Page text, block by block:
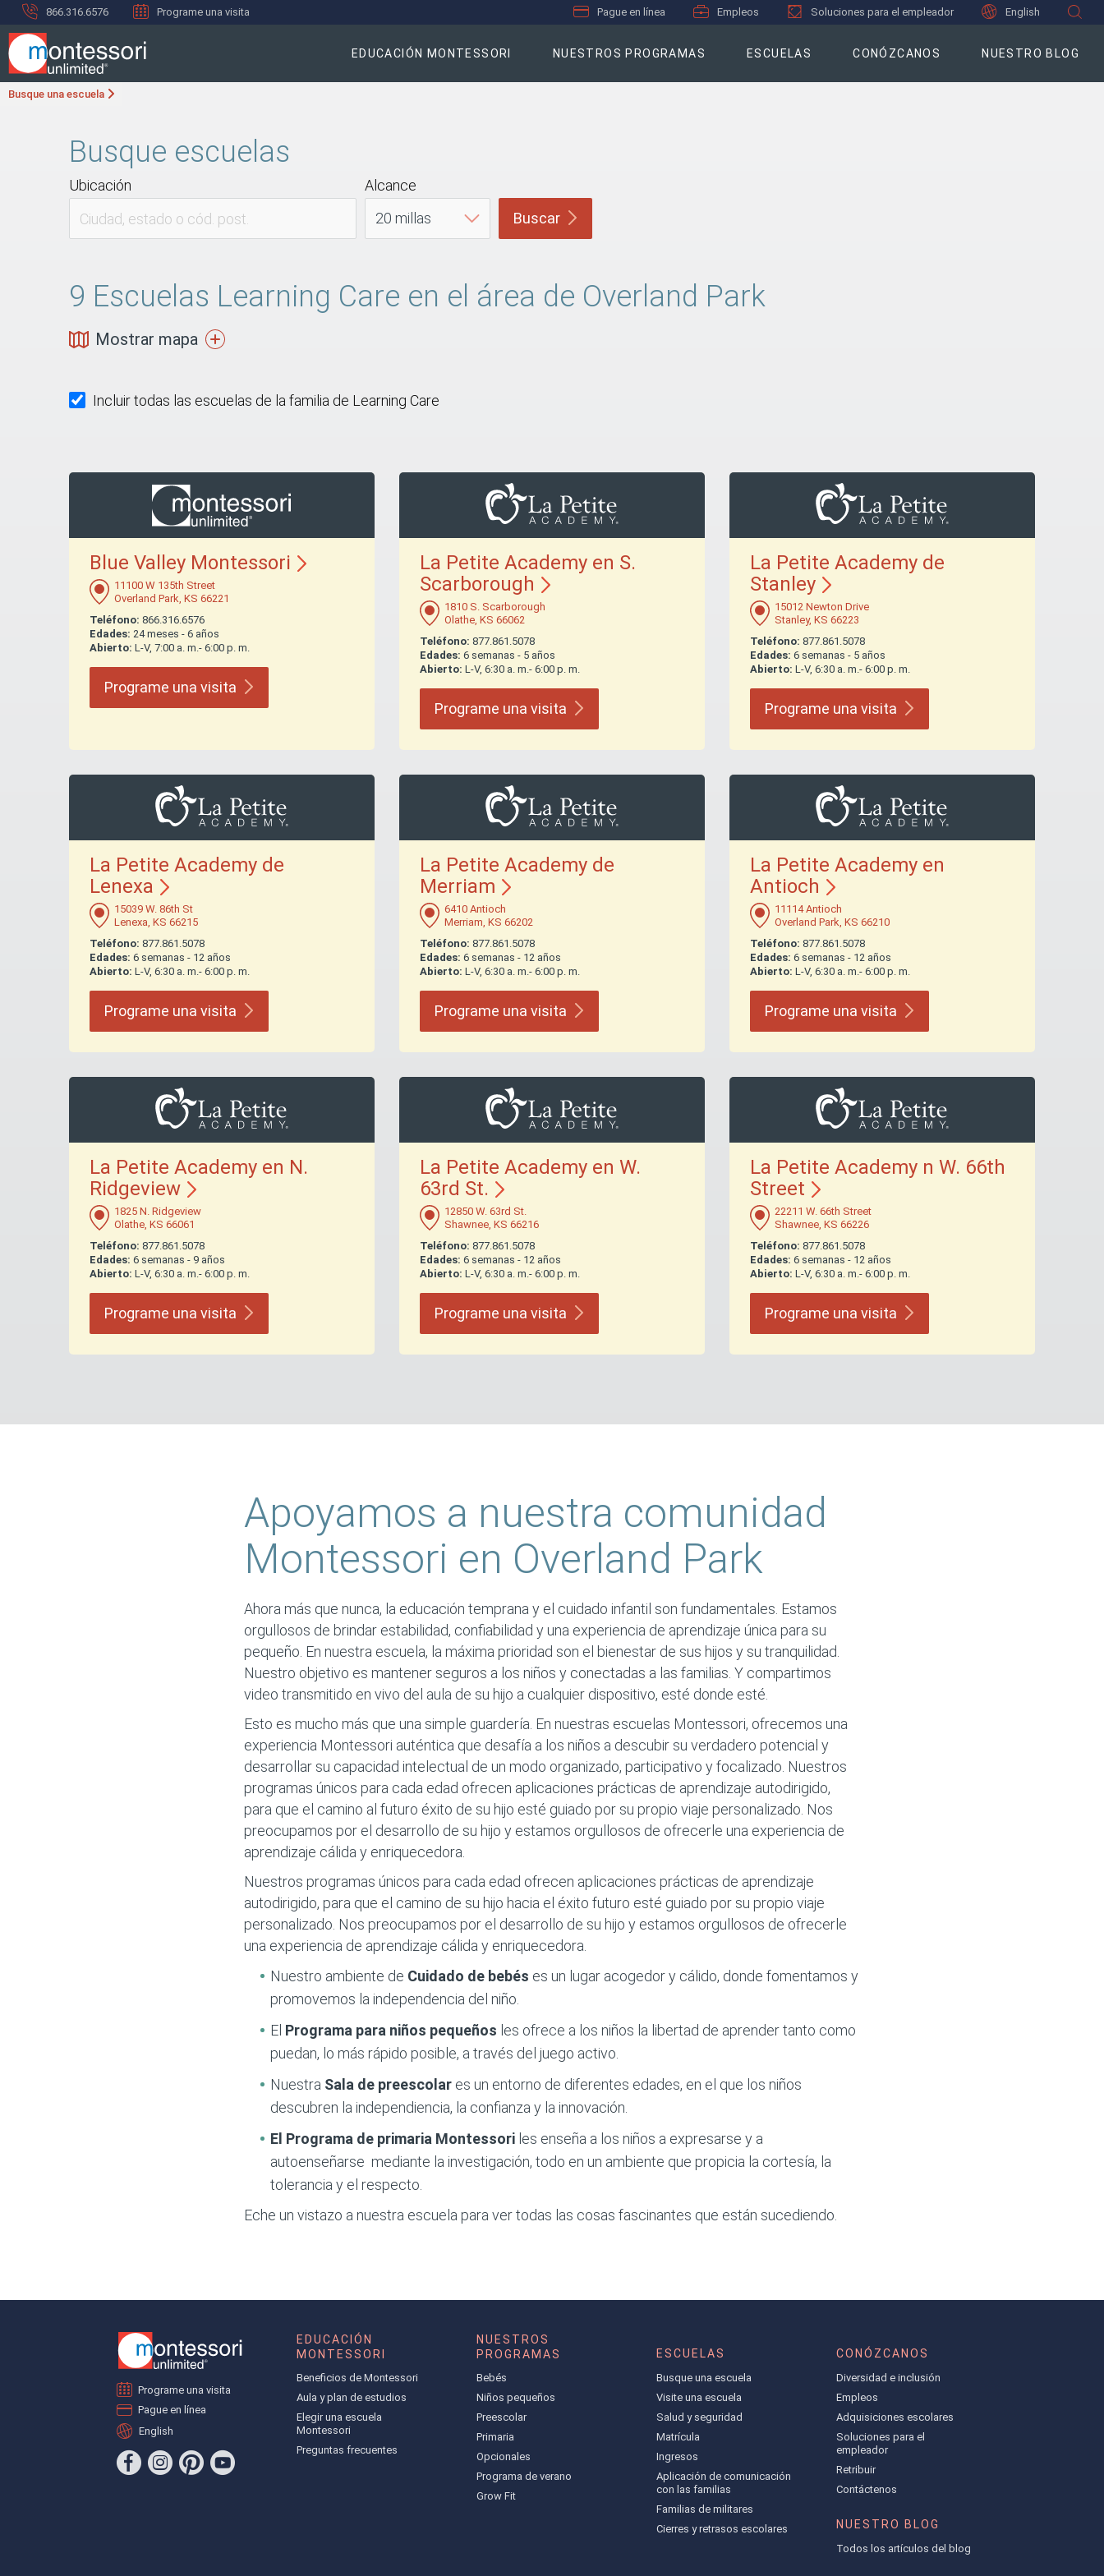
866.316.6576 Programe una visita Pague en línea Empleos Soluciones para el empleador English
EDUCACIÓN MONTESSORI NUESTROS PROGRAMAS ESCUELAS CONÓZCANOS NUESTRO BLOG
Busque una escuela
Busque escuelas
Ubicación
Alcance
Buscar
9 Escuelas Learning Care en el área de Overland Park
Mostrar mapa
Incluir todas las escuelas de la familia de Learning Care
Blue Valley Montessori
11100 W 135th Street
Overland Park, KS 66221
Teléfono: 866.316.6576
Edades: 24 meses - 6 años
Abierto: L-V, 7:00 a. m.- 6:00 p. m.
Programe una visita
La Petite Academy en S.
Scarborough
1810 S. Scarborough
Olathe, KS 66062
Teléfono: 877.861.5078
Edades: 6 semanas - 5 años
Abierto: L-V, 6:30 a. m.- 6:00 p. m.
Programe una visita
La Petite Academy de
Stanley
15012 Newton Drive
Stanley, KS 66223
Teléfono: 877.861.5078
Edades: 6 semanas - 5 años
Abierto: L-V, 6:30 a. m.- 6:00 p. m.
Programe una visita
La Petite Academy de
Lenexa
15039 W. 86th St
Lenexa, KS 66215
Teléfono: 877.861.5078
Edades: 6 semanas - 12 años
Abierto: L-V, 6:30 a. m.- 6:00 p. m.
Programe una visita
La Petite Academy de
Merriam
6410 Antioch
Merriam, KS 66202
Teléfono: 877.861.5078
Edades: 6 semanas - 12 años
Abierto: L-V, 6:30 a. m.- 6:00 p. m.
Programe una visita
La Petite Academy en
Antioch
11114 Antioch
Overland Park, KS 66210
Teléfono: 877.861.5078
Edades: 6 semanas - 12 años
Abierto: L-V, 6:30 a. m.- 6:00 p. m.
Programe una visita
La Petite Academy en N.
Ridgeview
1825 N. Ridgeview
Olathe, KS 66061
Teléfono: 877.861.5078
Edades: 6 semanas - 9 años
Abierto: L-V, 6:30 a. m.- 6:00 p. m.
Programe una visita
La Petite Academy en W.
63rd St.
12850 W. 63rd St.
Shawnee, KS 66216
Teléfono: 877.861.5078
Edades: 6 semanas - 12 años
Abierto: L-V, 6:30 a. m.- 6:00 p. m.
Programe una visita
La Petite Academy n W. 66th
Street
22211 W. 66th Street
Shawnee, KS 66226
Teléfono: 877.861.5078
Edades: 6 semanas - 12 años
Abierto: L-V, 6:30 a. m.- 6:00 p. m.
Programe una visita
Apoyamos a nuestra comunidad
Montessori en Overland Park
Ahora más que nunca, la educación temprana y el cuidado infantil son fundamentales. Estamos
orgullosos de brindar estabilidad, confiabilidad y una experiencia de aprendizaje única para su
pequeño. En nuestra escuela, la máxima prioridad son el bienestar de sus hijos y su tranquilidad.
Nuestro objetivo es mantener seguros a los niños y conectadas a las familias. Y compartimos
video transmitido en vivo del aula de su hijo a cualquier dispositivo, esté donde esté.
Esto es mucho más que una simple guardería. En nuestras escuelas Montessori, ofrecemos una
experiencia Montessori auténtica que desafía a los niños a descubir su verdadero potencial y
desarrollar su capacidad intelectual de un modo organizado, participativo y focalizado. Nuestros
programas únicos para cada edad ofrecen aplicaciones prácticas de aprendizaje autodirigido,
para que el camino al futuro éxito de su hijo esté guiado por su propio viaje personalizado. Nos
preocupamos por el desarrollo de su hijo y estamos orgullosos de ofrecerle una experiencia de
aprendizaje cálida y enriquecedora.
Nuestros programas únicos para cada edad ofrecen aplicaciones prácticas de aprendizaje
autodirigido, para que el camino de su hijo hacia el éxito futuro esté guiado por su propio viaje
personalizado. Nos preocupamos por el desarrollo de su hijo y estamos orgullosos de ofrecerle
una experiencia de aprendizaje cálida y enriquecedora.
Nuestro ambiente de Cuidado de bebés es un lugar acogedor y cálido, donde fomentamos y
promovemos la independencia del niño.
El Programa para niños pequeños les ofrece a los niños la libertad de aprender tanto como
puedan, lo más rápido posible, a través del juego activo.
Nuestra Sala de preescolar es un entorno de diferentes edades, en el que los niños
descubren la independiencia, la confianza y la innovación.
El Programa de primaria Montessori les enseña a los niños a expresarse y a
autoenseñarse mediante la investigación, todo en un ambiente que propicia la cortesía, la
tolerancia y el respecto.
Eche un vistazo a nuestra escuela para ver todas las cosas fascinantes que están sucediendo.
Programe una visita
Pague en línea
English
EDUCACIÓN
MONTESSORI
Beneficios de Montessori
Aula y plan de estudios
Elegir una escuela
Montessori
Preguntas frecuentes
NUESTROS
PROGRAMAS
Bebés
Niños pequeños
Preescolar
Primaria
Opcionales
Programa de verano
Grow Fit
ESCUELAS
Busque una escuela
Visite una escuela
Salud y seguridad
Matrícula
Ingresos
Aplicación de comunicación
con las familias
Familias de militares
Cierres y retrasos escolares
CONÓZCANOS
Diversidad e inclusión
Empleos
Adquisiciones escolares
Soluciones para el
empleador
Retribuir
Contáctenos
NUESTRO BLOG
Todos los artículos del blog